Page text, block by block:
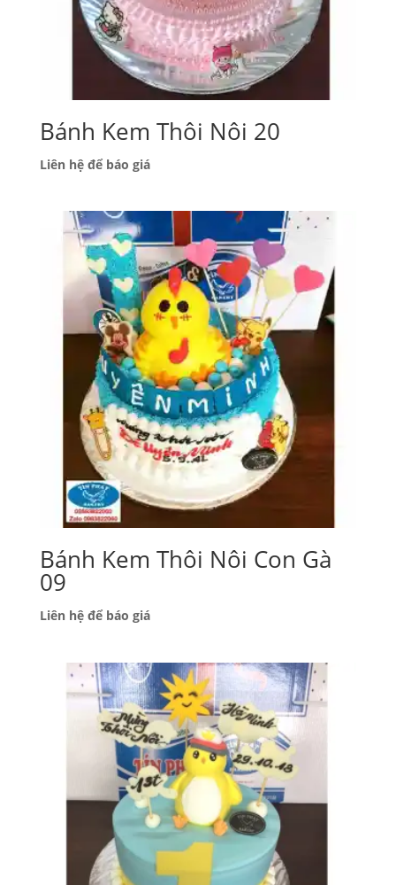
Bánh Kem Thôi Nôi 20
Liên hệ để báo giá
Bánh Kem Thôi Nôi Con Gà
09
Liên hệ để báo giá